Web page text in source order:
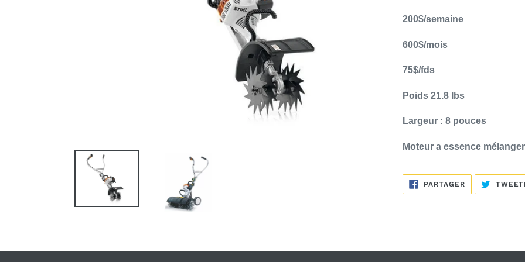
à
panier
200$/semaine
600$/mois
75$/fds
Poids 21.8 lbs
Largeur : 8 pouces
Moteur a essence
PARTAGERPARTAGER
SUR
FACEBOOK